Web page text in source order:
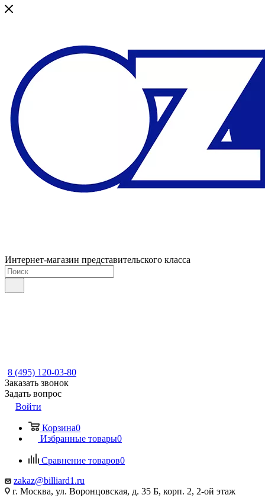
Интернет-магазин представительского класса
8 (495) 120-03-80
Заказать звонок
Задать вопрос
Войти
Корзина0
Избранные товары0
Сравнение товаров0
zakaz@billiard1.ru
г. Москва, ул. Воронцовская, д. 35 Б, корп. 2, 2-ой этаж